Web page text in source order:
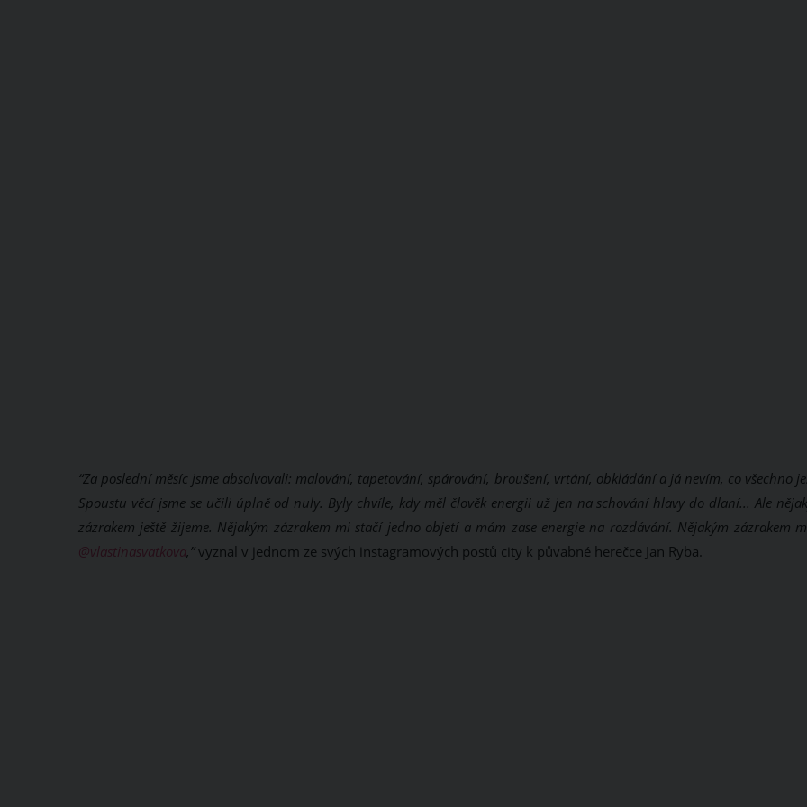
“Za poslední měsíc jsme absolvovali: malování, tapetování, spárování, broušení, vrtání, obkládání a já nevím, co všechno
Spoustu věcí jsme se učili úplně od nuly. Byly chvíle, kdy měl člověk energii už jen na schování hlavy do dlaní... Ale
zázrakem ještě žijeme. Nějakým zázrakem mi stačí jedno objetí a mám zase energie na rozdávání. Nějakým zázrakem
@vlastinasvatkova,”vyznal v jednom ze svých instagramových postů city k půvabné herečce Jan Ryba.